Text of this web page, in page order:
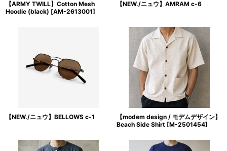
【ARMY TWILL】Cotton Mesh
Hoodie (black) [AM-2613001]
【NEW./ニュウ】AMRAM c-6
【NEW./ニュウ】BELLOWS c-1
【modem design / モデムデザイン】
Beach Side Shirt [M-2501454]